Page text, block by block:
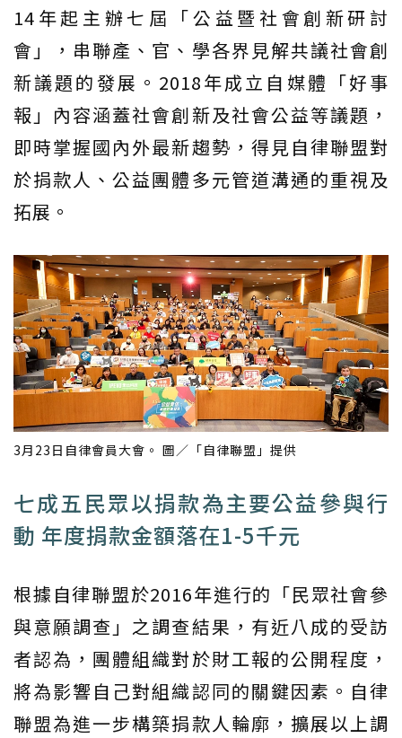
14年起主辦七屆「公益暨社會創新研討
會」，串聯產、官、學各界見解共議社會創
新議題的發展。2018年成立自媒體「好事
報」內容涵蓋社會創新及社會公益等議題，
即時掌握國內外最新趨勢，得見自律聯盟對
於捐款人、公益團體多元管道溝通的重視及
拓展。
3月23日自律會員大會。 圖／「自律聯盟」提供
七成五民眾以捐款為主要公益參與行
動 年度捐款金額落在1-5千元
根據自律聯盟於2016年進行的「民眾社會參
與意願調查」之調查結果，有近八成的受訪
者認為，團體組織對於財工報的公開程度，
將為影響自己對組織認同的關鍵因素。自律
聯盟為進一步構築捐款人輪廓，擴展以上調